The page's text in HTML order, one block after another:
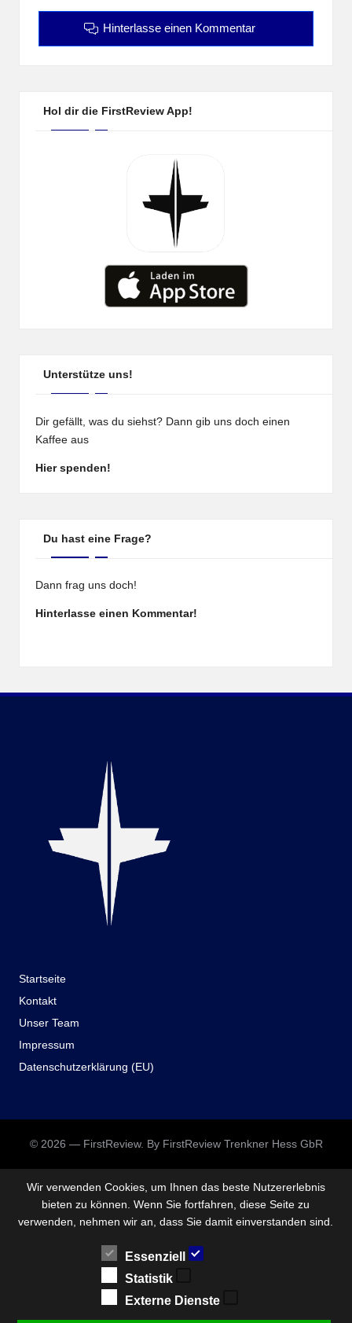
Hinterlasse einen Kommentar
Hol dir die FirstReview App!
Unterstütze uns!
Dir gefällt, was du siehst? Dann gib uns doch einen
Kaffee aus
Hier spenden!
Du hast eine Frage?
Dann frag uns doch!
Hinterlasse einen Kommentar!
Startseite
Kontakt
Unser Team
Impressum
Datenschutzerklärung (EU)
© 2026 — FirstReview. By FirstReview Trenkner Hess GbR
Wir verwenden Cookies, um Ihnen das beste Nutzererlebnis
bieten zu können. Wenn Sie fortfahren, diese Seite zu
verwenden, nehmen wir an, dass Sie damit einverstanden sind.
Essenziell
Statistik
Externe Dienste